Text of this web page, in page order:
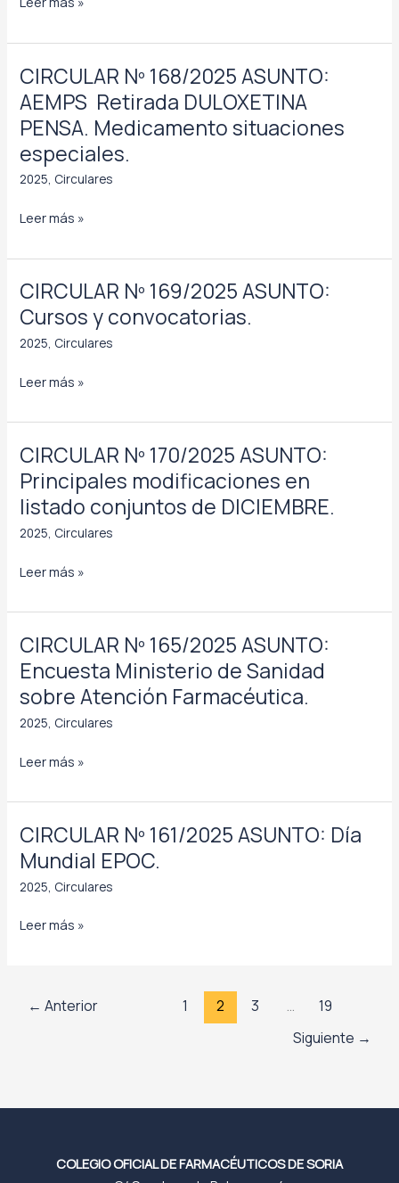
Correccción
R_28/2025
167/2025
ASUNTO:
Listado
de
conjuntos
SACYL
DICIEMBRE.
CIRCULAR Nº 168/2025 ASUNTO:
AEMPS  Retirada DULOXETINA
PENSA. Medicamento situaciones
especiales.
2025, Circulares
CIRCULAR
168/2025
ASUNTO:
AEMPS
Retirada
PENSA.
especiales.
Leer más »
CIRCULAR Nº 169/2025 ASUNTO:
Cursos y convocatorias.
2025, Circulares
CIRCULAR
169/2025
ASUNTO:
Cursos
y
convocatorias.
Leer más »
CIRCULAR Nº 170/2025 ASUNTO:
Principales modificaciones en
listado conjuntos de DICIEMBRE.
2025, Circulares
CIRCULAR
170/2025
ASUNTO:
Principales
modificaciones
en
listado
de
Leer más »
CIRCULAR Nº 165/2025 ASUNTO:
Encuesta Ministerio de Sanidad
sobre Atención Farmacéutica.
2025 Circulares
CIRCULAR
165/2025
ASUNTO:
Encuesta
Ministerio
de
sobre
Leer más »
CIRCULAR Nº 161/2025 ASUNTO: Día
Mundial EPOC.
2025 Circulares
CIRCULAR
Día
Leer más »
← Anterior 1 2 3 …
19
Siguiente →
COLEGIO OFICIAL DE FARMACÉUTICOS DE SORIA